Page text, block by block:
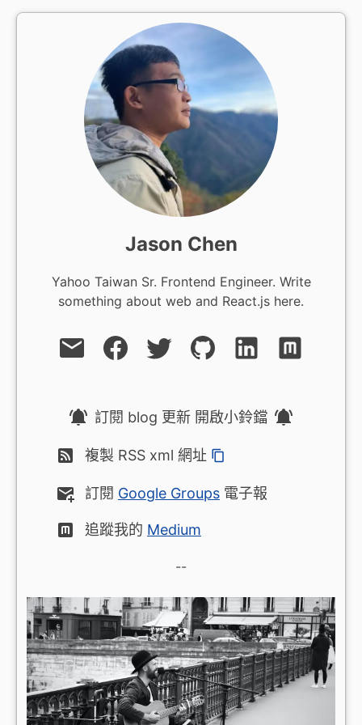
Jason Chen
Yahoo Taiwan Sr. Frontend Engineer. Write
something about web and React.js here.
訂閱 blog 更新 開啟小鈴鐺
複製 RSS xml 網址
訂閱 Google Groups 電子報
追蹤我的 Medium
--